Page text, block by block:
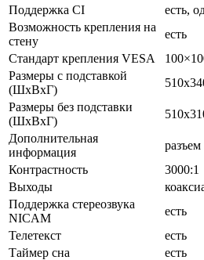
Поддержка CI
есть,
Возможность крепления на
стену
есть
Стандарт крепления VESA
Размеры с подставкой
(ШxВxГ)
Размеры без подставки
(ШxВxГ)
Дополнительная
информация
Контрастность
3000:1
Выходы
Поддержка стереозвука
NICAM
есть
Телетекст
есть
Таймер сна
есть